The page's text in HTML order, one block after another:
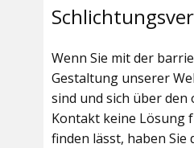
Wenn Sie mit der
Gestaltung unserer
sind und sich über
Kontakt keine Lösung
finden lässt, haben Sie